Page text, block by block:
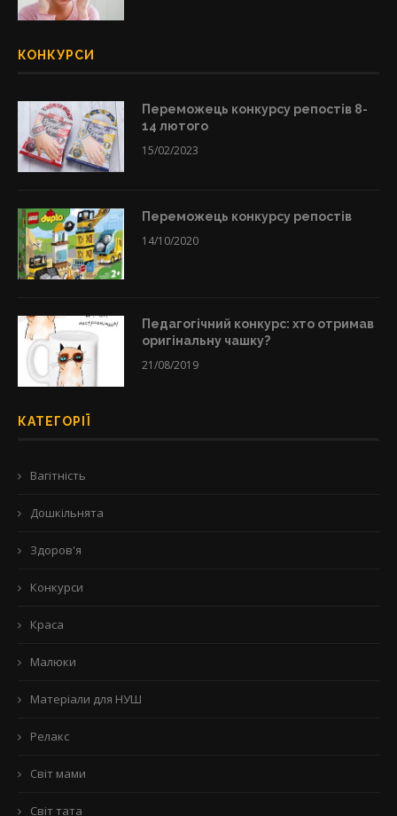
КОНКУРСИ
Переможець конкурсу репостів 8-
14 лютого
15/02/2023
Переможець конкурсу репостів
14/10/2020
Педагогічний конкурс: хто отримав
оригінальну чашку?
21/08/2019
КАТЕГОРІЇ
Вагітність
Дошкільнята
Здоров'я
Конкурси
Краса
Малюки
Матеріали для НУШ
Релакс
Світ мами
Світ тата